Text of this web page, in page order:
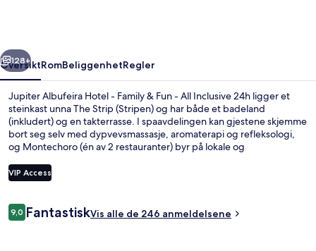
Fun
-
All
Inclusive
24h
Eksteriør
Neste
128+
OversiktRomBeliggenhetRegler
Jupiter Albufeira Hotel - Family & Fun - All Inclusive 24h ligger et
steinkast unna The Strip (Stripen) og har både et badeland
(inkludert) og en takterrasse. I spaavdelingen kan gjestene skjemme
bort seg selv med dypvevsmassasje, aromaterapi og refleksologi,
og Montechoro (én av 2 restauranter) byr på lokale og
høydepunkter på dette hotellet i luksuriøs stil er blant annet 3
utendørsbassenger, et innendørsbasseng og en barneklubb
VIP Access
Anmeldelser
9,09,0 av 10 –
FantastiskVis alle de 246 anmeldelsene